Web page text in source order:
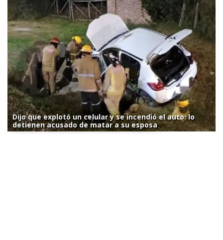
Dijo que explotó un celular y se incendió el auto: lo
detienen acusado de matar a su esposa